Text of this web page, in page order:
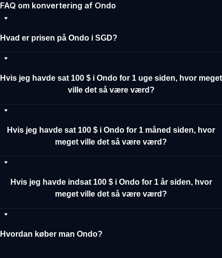
FAQ om konvertering af Ondo
Hvad er prisen på Ondo i SGD?
Hvis jeg havde sat 100 $ i Ondo for 1 uge siden, hvor meget
ville det så være værd?
Hvis jeg havde sat 100 $ i Ondo for 1 måned siden, hvor
meget ville det så være værd?
Hvis jeg havde indsat 100 $ i Ondo for 1 år siden, hvor
meget ville det så være værd?
Hvordan køber man Ondo?